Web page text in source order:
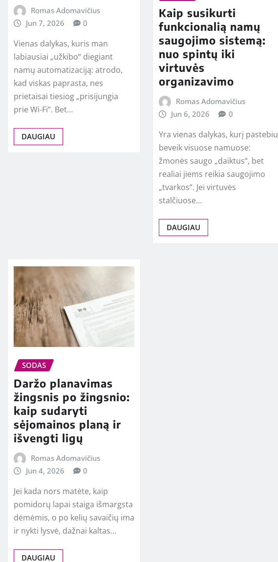
Romas Adomavičius
Jun 7, 2026
0
Vienas dalykas, kuris man
labiausiai „užkibo“ diegiant
namų automatizaciją: atrodo,
kad viskas paprasta, nes
prietaisai tiesiog „prisijungia
prie Wi‑Fi“. Bet…
DAUGIAU
Kaip susikurti
funkcionalią namų
saugojimo sistemą:
nuo spintų iki
virtuvės
organizavimo
Romas Adomavičius
Jun 6, 2026
0
Yra vienas dalykas, kurį pastebiu
beveik visuose namuose:
žmonės saugo „daiktus“, bet
realiai jiems reikia saugojimo
„tvarkos“. Jei virtuvės
stalčiuose…
DAUGIAU
SODAS
Daržo planavimas
žingsnis po žingsnio:
kaip sudaryti
sėjomainos planą ir
išvengti ligų
Romas Adomavičius
Jun 4, 2026
0
Jei kada nors matėte, kaip
pomidorų lapai staiga išmargsta
dėmėmis, o po kelių savaičių ima
ir nykti lysvė, dažnai kaltas…
DAUGIAU